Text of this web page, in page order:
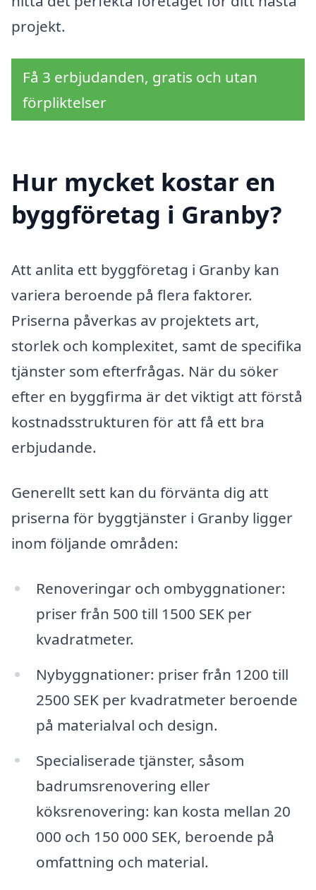
projekt.
Få 3 erbjudanden, gratis och utan
förpliktelser
Hur mycket kostar en
byggföretag i Granby?
Att anlita ett byggföretag i Granby kan
variera beroende på flera faktorer.
Priserna påverkas av projektets art,
storlek och komplexitet, samt de specifika
tjänster som efterfrågas. När du söker
efter en byggfirma är det viktigt att förstå
kostnadsstrukturen för att få ett bra
erbjudande.
Generellt sett kan du förvänta dig att
priserna för byggtjänster i Granby ligger
inom följande områden:
Renoveringar och ombyggnationer:
priser från 500 till 1500 SEK per
kvadratmeter.
Nybyggnationer: priser från 1200 till
2500 SEK per kvadratmeter beroende
på materialval och design.
Specialiserade tjänster, såsom
badrumsrenovering eller
köksrenovering: kan kosta mellan 20
000 och 150 000 SEK, beroende på
omfattning och material.